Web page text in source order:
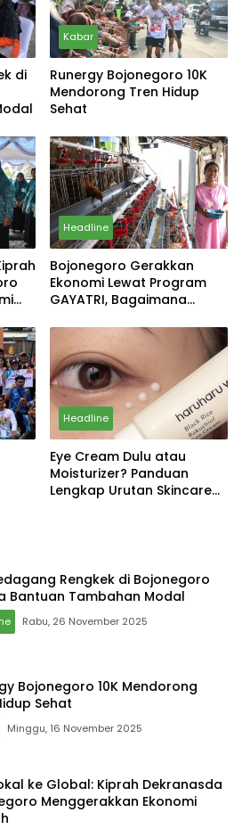
di
Kabar
Runergy Bojonegoro 10K
Mendorong Tren Hidup
Sehat
Headline
Bojonegoro Gerakkan
Ekonomi Lewat Program
GAYATRI, Bagaimana
Headline
Eye Cream Dulu atau
Moisturizer? Panduan
Lengkap Urutan Skincare
Rengkek di Bojonegoro
Bantuan Tambahan Modal
Rabu, 26 November 2025
Bojonegoro 10K Mendorong
Sehat
Minggu, 16 November 2025
ke Global: Kiprah Dekranasda
Menggerakkan Ekonomi